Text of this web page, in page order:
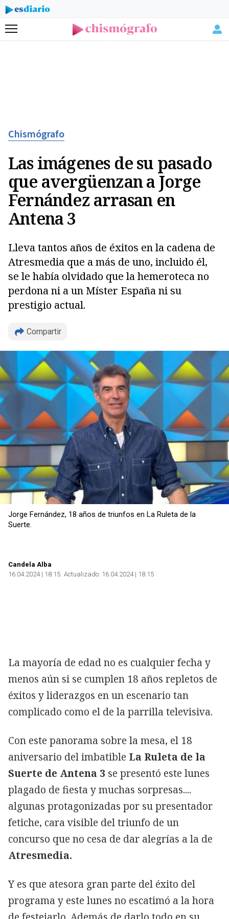
Menú
Chismógrafo
Las imágenes de su pasado
que avergüenzan a Jorge
Fernández arrasan en
Antena 3
Lleva tantos años de éxitos en la cadena de
Atresmedia que a más de uno, incluido él,
se le había olvidado que la hemeroteca no
perdona ni a un Míster España ni su
prestigio actual.
Compartir
Copiar
Jorge Fernández, 18 años de triunfos en La Ruleta de la
Suerte.
Candela Alba
16.04.2024 | 18:15 Actualizado: 16.04.2024 | 18:15
La mayoría de edad no es cualquier fecha y
menos aún si se cumplen 18 años repletos de
éxitos y liderazgos en un escenario tan
complicado como el de la parrilla televisiva.
Con este panorama sobre la mesa, el 18
aniversario del imbatible La Ruleta de la
Suerte de Antena 3 se presentó este lunes
plagado de fiesta y muchas sorpresas....
algunas protagonizadas por su presentador
fetiche, cara visible del triunfo de un
concurso que no cesa de dar alegrías a la de
Atresmedia.
Y es que atesora gran parte del éxito del
programa y este lunes no escatimó a la hora